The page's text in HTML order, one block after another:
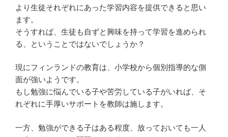
より生徒それぞれにあった学習内容を提供できると思い
ます。
そうすれば、生徒も自ずと興味を持って学習を進められ
る、ということではないでしょうか？
現にフィンランドの教育は、小学校から個別指導的な側
面が強いようです。
もし勉強に悩んでいる子や苦労している子がいれば、そ
れぞれに手厚いサポートを教師は施します。
一方、勉強ができる子はある程度、放っておいても一人